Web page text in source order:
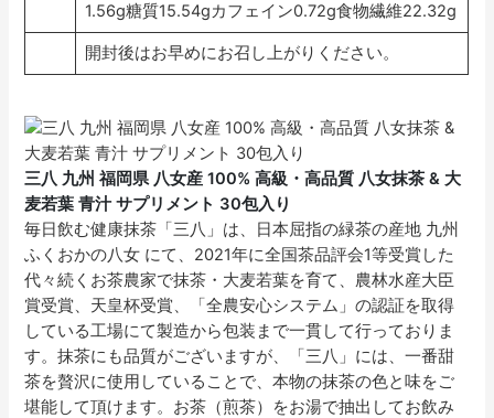
1.56g糖質15.54gカフェイン0.72g食物繊維22.32g
開封後はお早めにお召し上がりください。
三八 九州 福岡県 八女産 100% 高級・高品質 八女抹茶 & 大
麦若葉 青汁 サプリメント 30包入り
毎日飲む健康抹茶「三八」は、日本屈指の緑茶の産地 九州
ふくおかの八女 にて、2021年に全国茶品評会1等受賞した
代々続くお茶農家で抹茶・大麦若葉を育て、農林水産大臣
賞受賞、天皇杯受賞、「全農安心システム」の認証を取得
している工場にて製造から包装まで一貫して行っておりま
す。抹茶にも品質がございますが、「三八」には、一番甜
茶を贅沢に使用していることで、本物の抹茶の色と味をご
堪能して頂けます。お茶（煎茶）をお湯で抽出してお飲み